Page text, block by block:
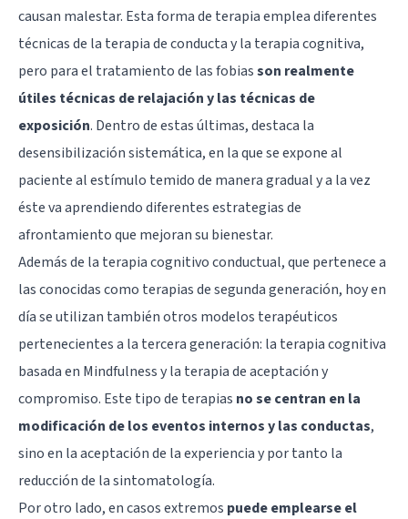
causan malestar. Esta forma de terapia emplea diferentes
técnicas de la terapia de conducta y la terapia cognitiva,
pero para el tratamiento de las fobiasson realmente
útiles técnicas de relajación y las técnicas de
exposición. Dentro de estas últimas, destaca la
desensibilización sistemática, en la que se expone al
paciente al estímulo temido de manera gradual y a la vez
éste va aprendiendo diferentes estrategias de
afrontamiento que mejoran su bienestar.
Además de la terapia cognitivo conductual, que pertenece a
las conocidas como terapias de segunda generación, hoy en
día se utilizan también otros modelos terapéuticos
pertenecientes a la tercera generación: la terapia cognitiva
basada en Mindfulnessy la terapia de aceptación y
compromiso. Este tipo de terapias no se centran en la
modificación de los eventos internos y las conductas,
sino en la aceptación de la experiencia y por tanto la
reducción de la sintomatología.
Por otro lado, en casos extremos puede emplearse el